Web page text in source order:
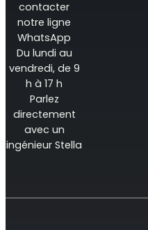
contacter
notre ligne
WhatsApp
Du lundi au
vendredi, de 9
h à 17 h
Parlez
directement
avec un
ingénieur Stella